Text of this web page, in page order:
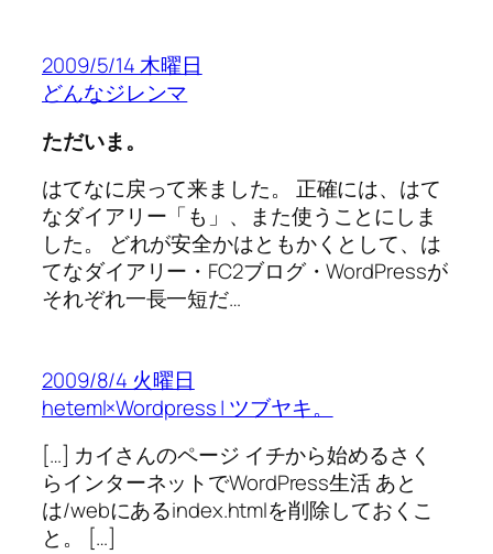
2009/5/14 木曜日
どんなジレンマ
ただいま。
はてなに戻って来ました。 正確には、はて
なダイアリー「も」、また使うことにしま
した。 どれが安全かはともかくとして、は
てなダイアリー・FC2ブログ・WordPressが
それぞれ一長一短だ…
2009/8/4 火曜日
heteml×Wordpress | ツブヤキ。
[…] カイさんのページ イチから始めるさく
らインターネットでWordPress生活 あと
は/webにあるindex.htmlを削除しておくこ
と。 […]